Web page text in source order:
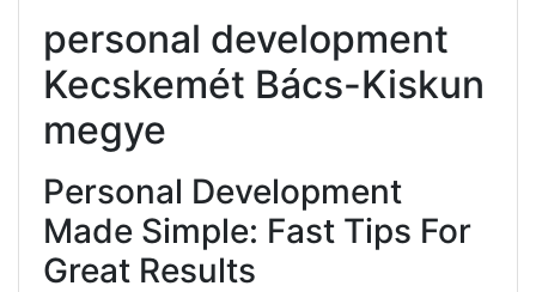
personal development
Kecskemét Bács-Kiskun
megye
Personal Development
Made Simple: Fast Tips For
Great Results